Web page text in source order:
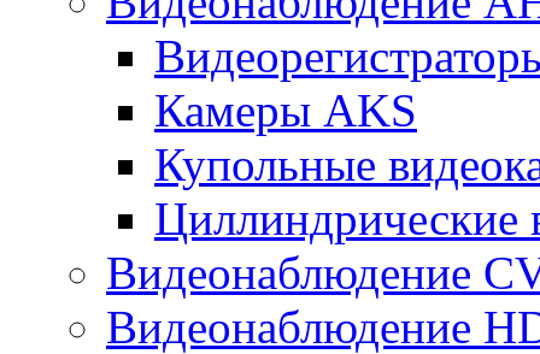
Камеры AKS
Купольные
Циллиндрические
Видеонаблюдение
Видеонаблюдение